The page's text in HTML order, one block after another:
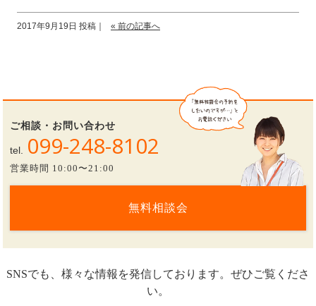
2017年9月19日 投稿｜ « 前の記事へ
ご相談・お問い合わせ
tel. 099-248-8102
営業時間 10:00〜21:00
無料相談会
SNSでも、様々な情報を発信しております。ぜひご覧くださ
い。